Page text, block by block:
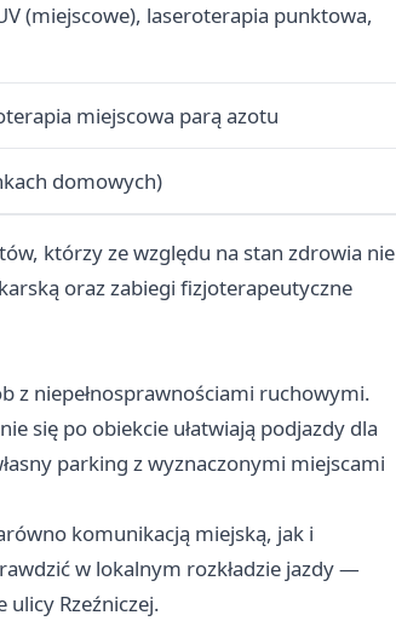
(miejscowe), laseroterapia punktowa,
miejscowa parą azotu
domowych)
którzy ze względu na stan zdrowia nie
oraz zabiegi fizjoterapeutyczne
z niepełnosprawnościami ruchowymi.
się po obiekcie ułatwiają podjazdy dla
parking z wyznaczonymi miejscami
komunikacją miejską, jak i
w lokalnym rozkładzie jazdy —
Rzeźniczej.